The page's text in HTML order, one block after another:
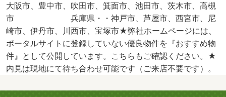
大阪市、豊中市、吹田市、箕面市、池田市、茨木市、高槻
市 兵庫県・・神戸市、芦屋市、西宮市、尼
崎市、伊丹市、川西市、宝塚市★弊社ホームページには、
ポータルサイトに登録していない優良物件を『おすすめ物
件』として公開しています。こちらもご確認ください。★
内見は現地にて待ち合わせ可能です（ご来店不要です）。